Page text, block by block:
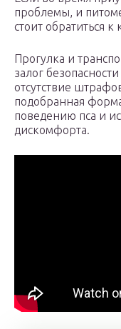
проблемы, и
стоит обратиться к
Прогулка и
залог
отсутствие
подобранная
поведению пса и
дискомфорта.